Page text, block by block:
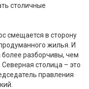
столичные
смещается в сторону
жилья. И
разборчивы, чем
Северная столица – это
правления